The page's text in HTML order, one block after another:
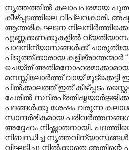
നൃത്തത്തില്‍ കലാപപരമായ
കീഴ്പ്പടത്തിലെ വിപ്ലവകാരി.
ആന്തരിക ഘടന
എണ്ണക്കണക്കുകളില്‍ വ്യതിയാനം
പാദനിന്യാസങ്ങള്‍ക്ക്
പിടുത്ത്ക്കാരായ
ചെയ്ത്
മനസ്സിലോര്‍ത്ത് വായ് മൂട്ക്കെട്ടി
പില്‍ക്കാലത്ത് ഇത് കീഴ്പ്പടം
പേരില്‍
പദങ്ങള്‍ക്കു ശേഷം വരുന്ന
സാന്ദര്‍ഭികമായ
അദ്ദേഹം നിഷ്ണാതനായി.
നിബന്ധിച്ച
വിഘടിച്ചു നില്‍ക്കാതെ അതിന്റെ